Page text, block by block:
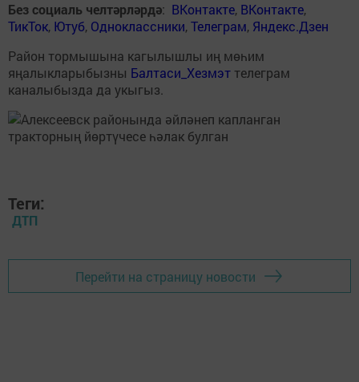
Без социаль челтәрләрдә: ВКонтакте, ВКонтакте,
ТикТок, Ютуб, Одноклассники,Телеграм, Яндекс.Дзен
Район тормышына кагылышлы иң мөһим
яңалыкларыбызны Балтаси_Хезмэт телеграм
каналыбызда да укыгыз.
Теги:
ДТП
Перейти на страницу новости